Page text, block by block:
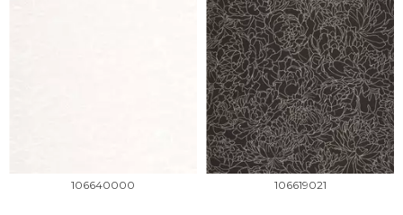
106640000 106619021